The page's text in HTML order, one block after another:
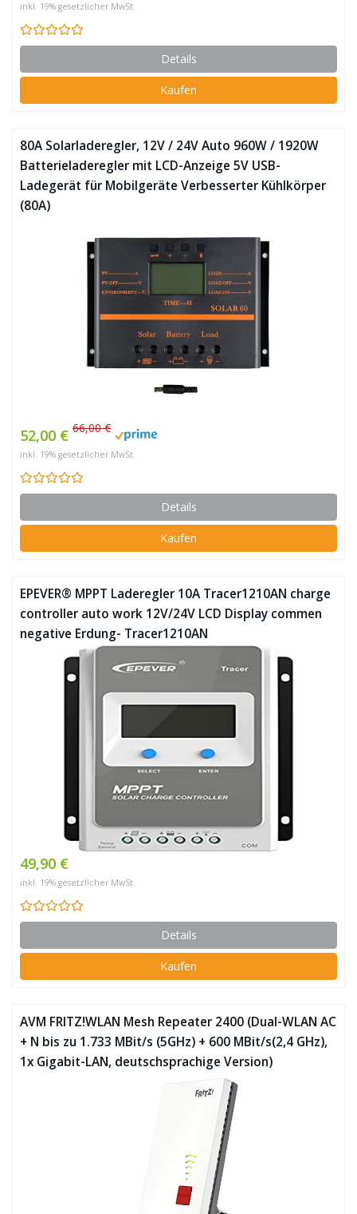
inkl. 19% gesetzlicher MwSt.
Details
Kaufen
80A Solarladeregler, 12V / 24V Auto 960W / 1920W
Batterieladeregler mit LCD-Anzeige 5V USB-
Ladegerät für Mobilgeräte Verbesserter Kühlkörper
(80A)
52,00 € 66,00 €
inkl. 19% gesetzlicher MwSt.
Details
Kaufen
EPEVER® MPPT Laderegler 10A Tracer1210AN charge
controller auto work 12V/24V LCD Display commen
negative Erdung- Tracer1210AN
49,90 €
inkl. 19% gesetzlicher MwSt.
Details
Kaufen
AVM FRITZ!WLAN Mesh Repeater 2400 (Dual-WLAN AC
+ N bis zu 1.733 MBit/s (5GHz) + 600 MBit/s(2,4 GHz),
1x Gigabit-LAN, deutschsprachige Version)